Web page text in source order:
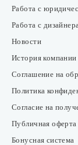
Работа с
Работа с
Новости
История компании
Соглашение на
Политика
Согласие на
Публичная оферта
Бонусная система